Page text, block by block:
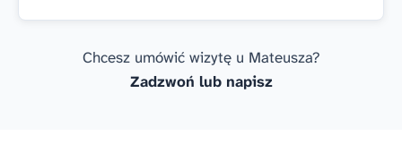
Chcesz umówić wizytę u Mateusza?
Zadzwoń lub napisz